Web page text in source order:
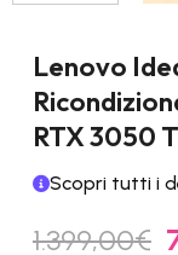
Lenovo
RTX 3050
Scopri tutti i
1.399,00€ Il